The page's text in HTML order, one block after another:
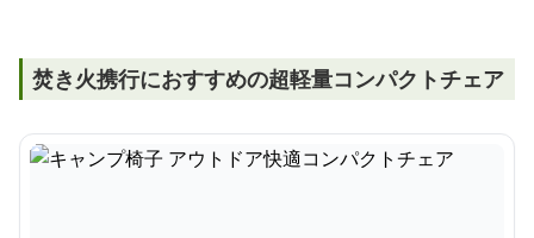
焚き火携行におすすめの超軽量コンパクトチェア